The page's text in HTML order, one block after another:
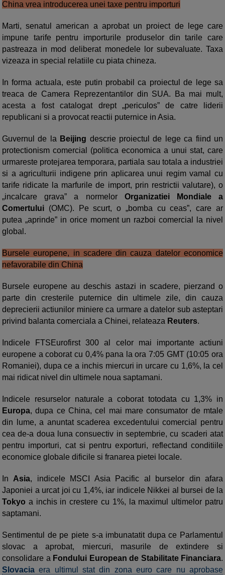
China vrea introducerea unei taxe pentru importuri
Marti, senatul american a aprobat un proiect de lege care
impune tarife pentru importurile produselor din tarile care
pastreaza in mod deliberat monedele lor subevaluate. Taxa
vizeaza in special relatiile cu piata chineza.
In forma actuala, este putin probabil ca proiectul de lege sa
treaca de Camera Reprezentantilor din SUA. Ba mai mult,
acesta a fost catalogat drept „periculos” de catre liderii
republicani si a provocat reactii puternice in Asia.
Guvernul de la Beijing descrie proiectul de lege ca fiind un
protectionism comercial (politica economica a unui stat, care
urmareste protejarea temporara, partiala sau totala a industriei
si a agriculturii indigene prin aplicarea unui regim vamal cu
tarife ridicate la marfurile de import, prin restrictii valutare), o
„incalcare grava” a normelor Organizatiei Mondiale a
Comertului (OMC). Pe scurt, o „bomba cu ceas”, care ar
putea „aprinde” in orice moment un razboi comercial la nivel
global.
Bursele europene, in scadere din cauza datelor economice
nefavorabile din China
Bursele europene au deschis astazi in scadere, pierzand o
parte din cresterile puternice din ultimele zile, din cauza
deprecierii actiunilor miniere ca urmare a datelor sub asteptari
privind balanta comerciala a Chinei, relateaza Reuters.
Indicele FTSEurofirst 300 al celor mai importante actiuni
europene a coborat cu 0,4% pana la ora 7:05 GMT (10:05 ora
Romaniei), dupa ce a inchis miercuri in urcare cu 1,6%, la cel
mai ridicat nivel din ultimele noua saptamani.
Indicele resurselor naturale a coborat totodata cu 1,3% in
Europa, dupa ce China, cel mai mare consumator de mtale
din lume, a anuntat scaderea excedentului comercial pentru
cea de-a doua luna consuectiv in septembrie, cu scaderi atat
pentru importuri, cat si pentru exporturi, reflectand conditiile
economice globale dificile si franarea pietei locale.
In Asia, indicele MSCI Asia Pacific al burselor din afara
Japoniei a urcat joi cu 1,4%, iar indicele Nikkei al bursei de la
Tokyo a inchis in crestere cu 1%, la maximul ultimelor patru
saptamani.
Sentimentul de pe piete s-a imbunatatit dupa ce Parlamentul
slovac a aprobat, miercuri, masurile de extindere si
consolidare a Fondului European de Stabilitate Financiara.
Slovaciaera ultimul stat din zona euro care nu aprobase